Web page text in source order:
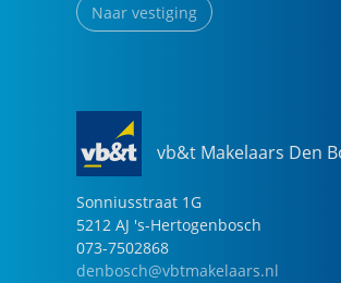
Naar vestiging
vb&t Makelaars Den
Sonniusstraat 1G
5212 AJ 's-Hertogenbosch
073-7502868
denbosch@vbtmakelaars.nl